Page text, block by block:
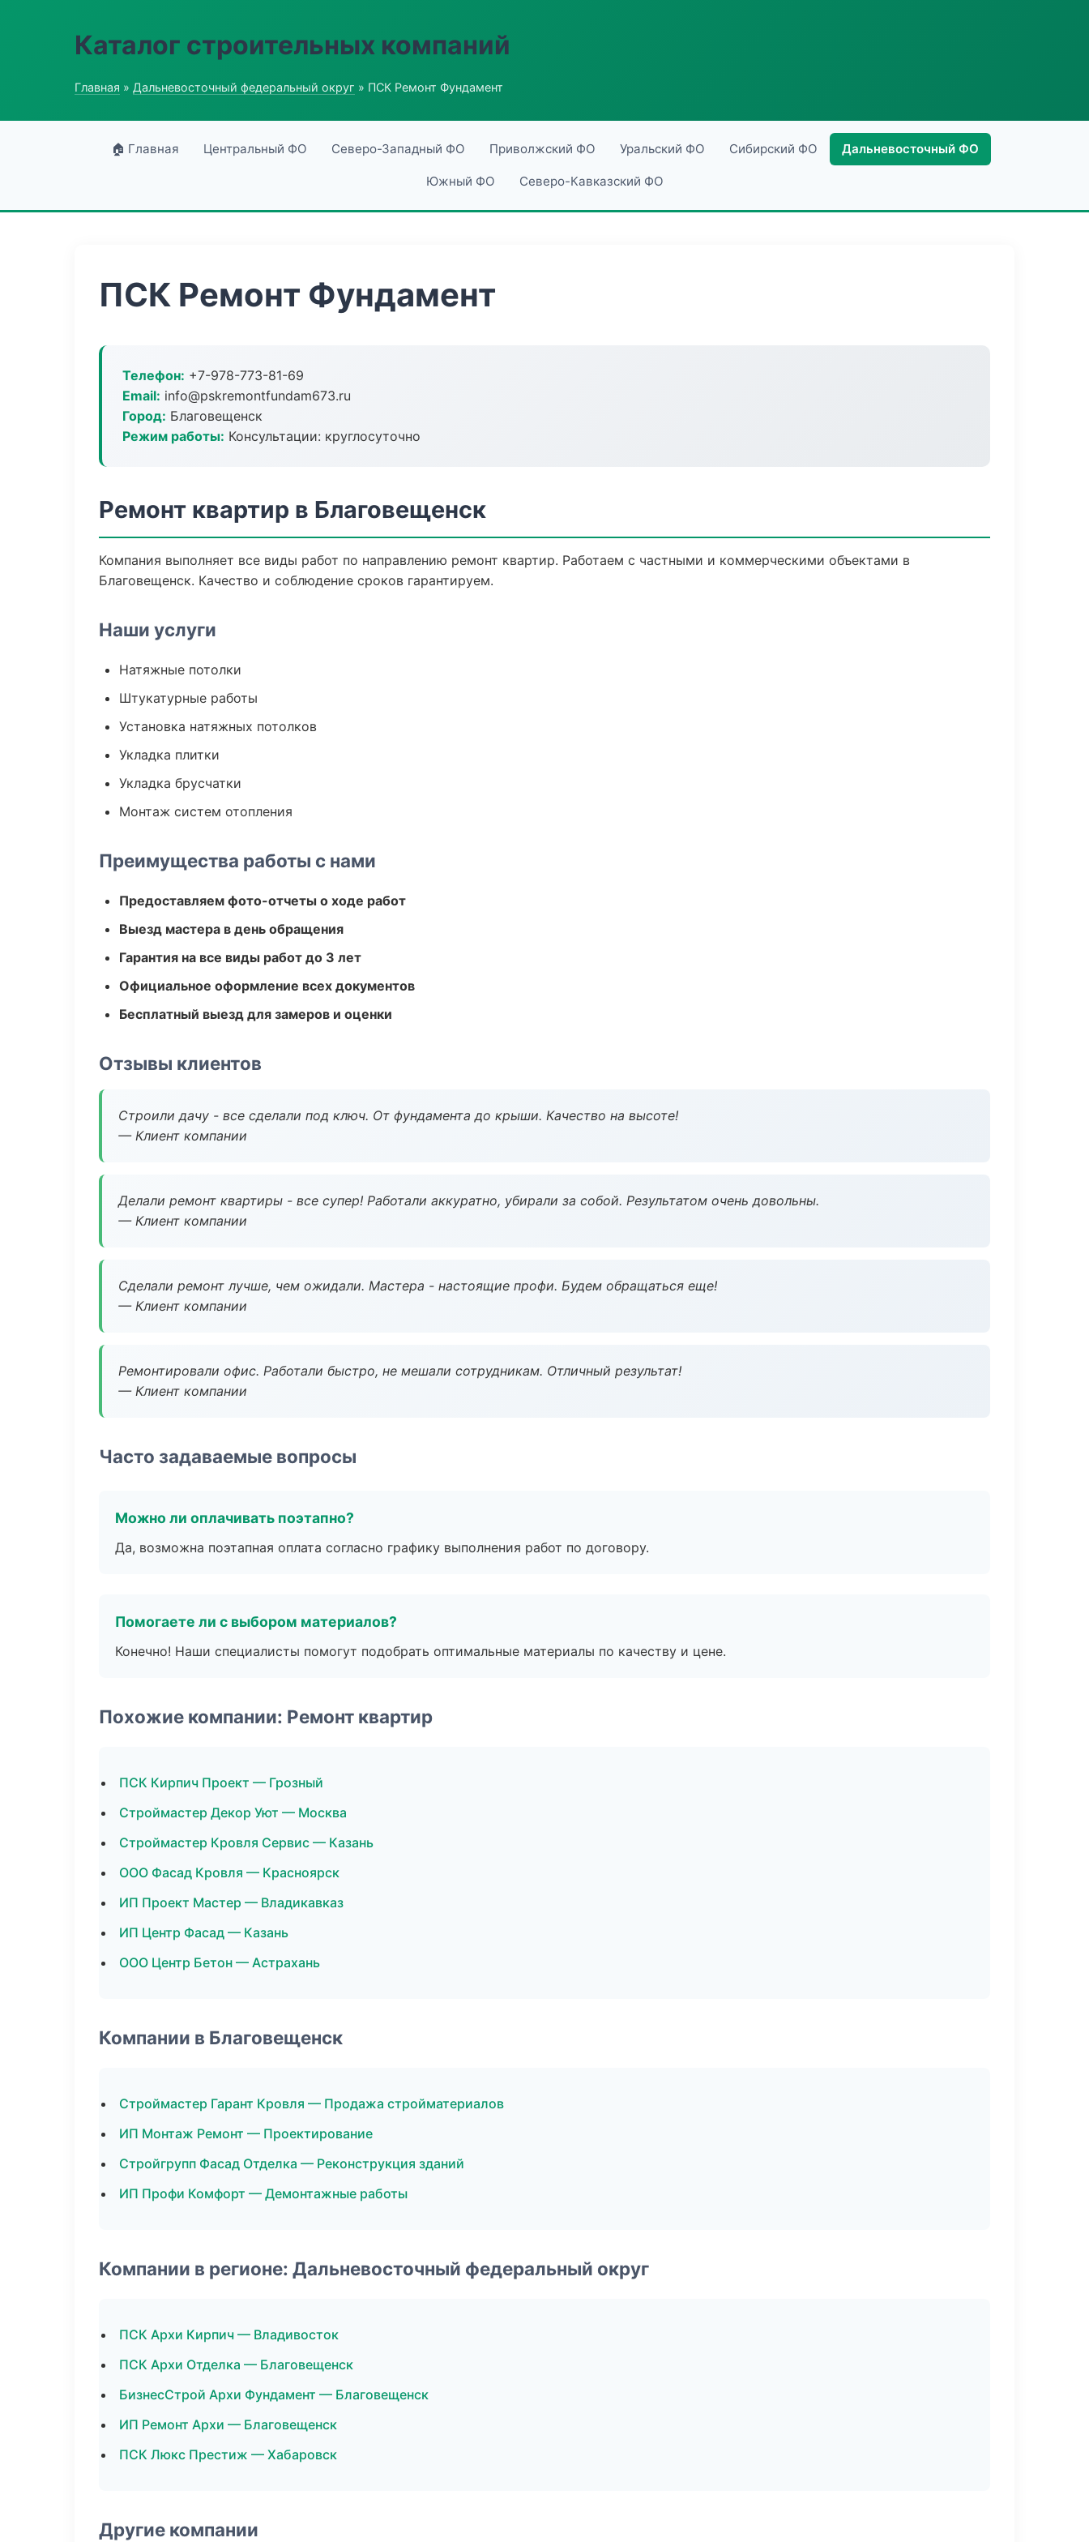
Каталог строительных компаний
Главная » Дальневосточный федеральный округ » ПСК Ремонт Фундамент
🏠 Главная Центральный ФО Северо-Западный ФО Приволжский ФО Уральский ФО Сибирский ФО Дальневосточный ФО
Южный ФО Северо-Кавказский ФО
ПСК Ремонт Фундамент
Телефон: +7-978-773-81-69
Email: info@pskremontfundam673.ru
Город: Благовещенск
Режим работы: Консультации: круглосуточно
Ремонт квартир в Благовещенск
Компания выполняет все виды работ по направлению ремонт квартир. Работаем с частными и коммерческими объектами в
Благовещенск. Качество и соблюдение сроков гарантируем.
Наши услуги
Натяжные потолки
Штукатурные работы
Установка натяжных потолков
Укладка плитки
Укладка брусчатки
Монтаж систем отопления
Преимущества работы с нами
Предоставляем фото-отчеты о ходе работ
Выезд мастера в день обращения
Гарантия на все виды работ до 3 лет
Официальное оформление всех документов
Бесплатный выезд для замеров и оценки
Отзывы клиентов
Строили дачу - все сделали под ключ. От фундамента до крыши. Качество на высоте!
— Клиент компании
Делали ремонт квартиры - все супер! Работали аккуратно, убирали за собой. Результатом очень довольны.
— Клиент компании
Сделали ремонт лучше, чем ожидали. Мастера - настоящие профи. Будем обращаться еще!
— Клиент компании
Ремонтировали офис. Работали быстро, не мешали сотрудникам. Отличный результат!
— Клиент компании
Часто задаваемые вопросы
Можно ли оплачивать поэтапно?
Да, возможна поэтапная оплата согласно графику выполнения работ по договору.
Помогаете ли с выбором материалов?
Конечно! Наши специалисты помогут подобрать оптимальные материалы по качеству и цене.
Похожие компании: Ремонт квартир
ПСК Кирпич Проект — Грозный
Строймастер Декор Уют — Москва
Строймастер Кровля Сервис — Казань
ООО Фасад Кровля — Красноярск
ИП Проект Мастер — Владикавказ
ИП Центр Фасад — Казань
ООО Центр Бетон — Астрахань
Компании в Благовещенск
Строймастер Гарант Кровля — Продажа стройматериалов
ИП Монтаж Ремонт — Проектирование
Стройгрупп Фасад Отделка — Реконструкция зданий
ИП Профи Комфорт — Демонтажные работы
Компании в регионе: Дальневосточный федеральный округ
ПСК Архи Кирпич — Владивосток
ПСК Архи Отделка — Благовещенск
БизнесСтрой Архи Фундамент — Благовещенск
ИП Ремонт Архи — Благовещенск
ПСК Люкс Престиж — Хабаровск
Другие компании